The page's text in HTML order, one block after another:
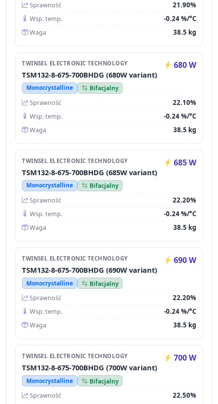
Sprawność
21.90%
Wsp. temp. -0.24 %/°C
Waga 38.5 kg
TWINSEL ELECTRONIC TECHNOLOGY 680 W
TSM132-8-675-700BHDG (680W variant)
Monocrystalline
Bifacjalny
Sprawność
22.10%
Wsp. temp. -0.24 %/°C
Waga 38.5 kg
TWINSEL ELECTRONIC TECHNOLOGY 685 W
TSM132-8-675-700BHDG (685W variant)
Monocrystalline
Bifacjalny
Sprawność
22.20%
Wsp. temp. -0.24 %/°C
Waga 38.5 kg
TWINSEL ELECTRONIC TECHNOLOGY 690 W
TSM132-8-675-700BHDG (690W variant)
Monocrystalline
Bifacjalny
Sprawność
22.20%
Wsp. temp. -0.24 %/°C
Waga 38.5 kg
TWINSEL ELECTRONIC TECHNOLOGY 700 W
TSM132-8-675-700BHDG (700W variant)
Monocrystalline
Bifacjalny
Sprawność
22.50%